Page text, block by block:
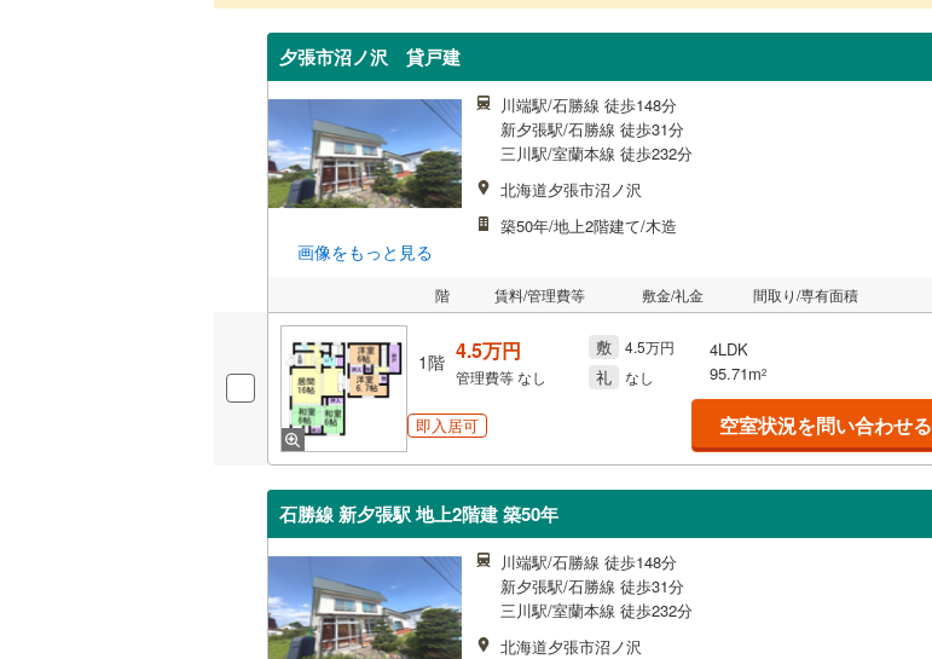
夕張市沼ノ沢 貸戸建
画像をもっと見る
川端駅/石勝線 徒歩148分
新夕張駅/石勝線 徒歩31分
三川駅/室蘭本線 徒歩232分
北海道夕張市沼ノ沢
築50年/地上2階建て/木造
階 賃料/管理費等 敷金/礼金 間取り/専有面積
1階 4.5万円
管理費等なし
敷 4.5万円
礼 なし
4LDK
95.71m2
即入居可 空室状況を問い合わせる
石勝線 新夕張駅 地上2階建 築50年
川端駅/石勝線 徒歩148分
新夕張駅/石勝線 徒歩31分
三川駅/室蘭本線 徒歩232分
北海道夕張市沼ノ沢